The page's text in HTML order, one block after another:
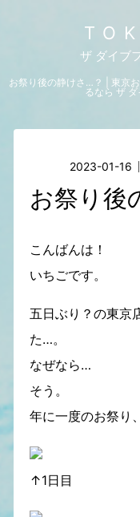
ザ ダイブ
お祭り後の静けさ…？ | 東京
るなら ザ
2023-01-16
お祭り後
こんばんは！
いちごです。
五日ぶり？の東京
た…。
なぜなら…
そう。
年に一度のお祭り
↑1日目